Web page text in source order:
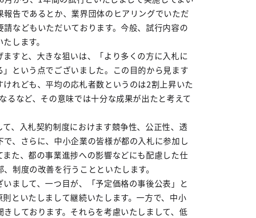
告であるとか、業界団体のヒアリングでいただ
などもいただいております。今般、試行内容の
します。
すと、大きな狙いは、「より多くの方に入札に
という点でございました。この目的から見ます
れども、平均の応札者数というのは2割上昇いた
るなど、その意味では十分な成果が出たと考えて
、入札契約制度におけます競争性、公正性、透
、さらに、中小企業の皆様が都の入札に参加し
た、都の事業進捗への影響などにも配慮した仕
制度の改善を行うことといたします。
まして、一つ目が、「予定価格の事後公表」と
といたしまして継続いたします。一方で、中小
しております。それらを考慮いたしまして、低